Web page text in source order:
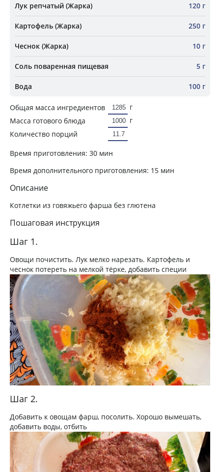
Лук репчатый (Жарка) 120 г
Картофель (Жарка) 250 г
Чеснок (Жарка) 10 г
Соль поваренная пищевая 5 г
Вода 100 г
Общая масса ингредиентов
г
Масса готового блюда
г
Количество порций
Время приготовления: 30 мин
Время дополнительного приготовления: 15 мин
Описание
Котлетки из говяжьего фарша без глютена
Пошаговая инструкция
Шаг 1.
Овощи почистить. Лук мелко нарезать. Картофель и
чеснок потереть на мелкой тёрке, добавить специи
Шаг 2.
Добавить к овощам фарш, посолить. Хорошо вымешать,
добавить воды, отбить